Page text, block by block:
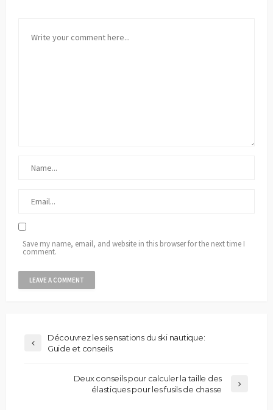
Save my name, email, and website in this browser for the next time I
comment.
Découvrez les sensations du ski nautique:
Guide et conseils
Deux conseils pour calculer la taille des
élastiques pour les fusils de chasse